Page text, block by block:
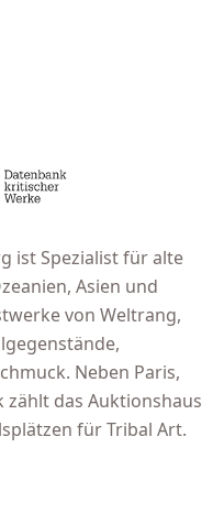
ist Spezialist für alte
Asien und
von Weltrang,
Neben Paris,
zählt das Auktionshaus
für Tribal Art.